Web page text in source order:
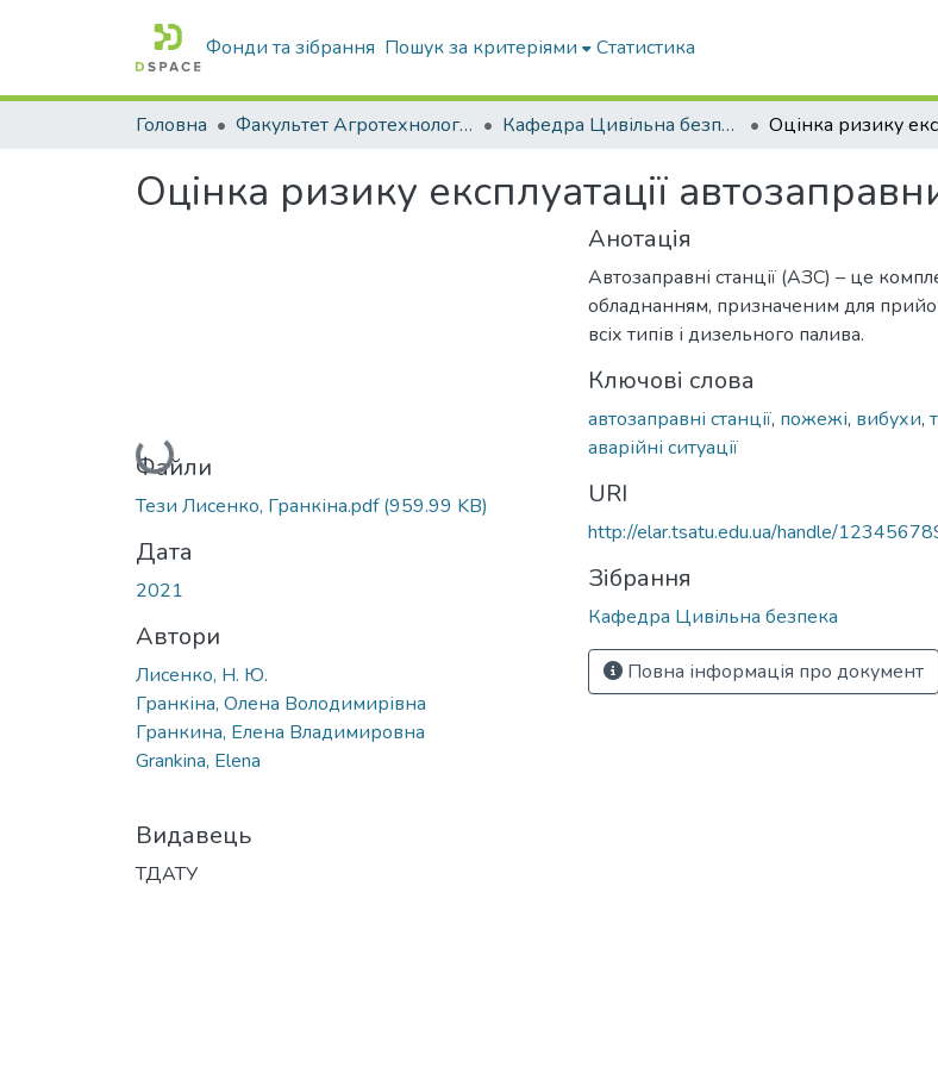
Фонди та зібрання Пошук за критеріями Статистика
Головна Факультет Агротехнологій та екології Кафедра Цивільна безпека
Оцінка ризику експлуатації
Вантажиться...
Файли
Тези Лисенко, Гранкіна.pdf(959.99 KB)
Дата
2021
Автори
Лисенко, Н. Ю.
Гранкіна, Олена Володимирівна
Гранкина, Елена Владимировна
Grankina, Elena
Видавець
ТДАТУ
Анотація
Автозаправні станції (АЗС) – це
обладнанням, призначеним для
всіх типів і дизельного палива.
Ключові слова
автозаправні станції, пожежі, вибухи,
аварійні ситуації
URI
http://elar.tsatu.edu.ua/handle/
Зібрання
Кафедра Цивільна безпека
Повна інформація про документ